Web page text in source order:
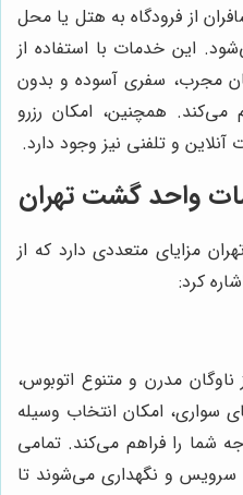
از فرودگاه به هتل یا محل
این خدمات با استفاده از
مجرب، سفری آسوده و بدون
می‌کند. همچنین، امکان رزرو
و تلفنی نیز وجود دارد.
واحد گشت تهران
مزایای متعددی دارد که از
کرد:
مدرن و متنوع اتوبوس،
سواری، امکان انتخاب وسیله
شما را فراهم می‌کند. تمامی
سرویس و نگهداری می‌شوند تا